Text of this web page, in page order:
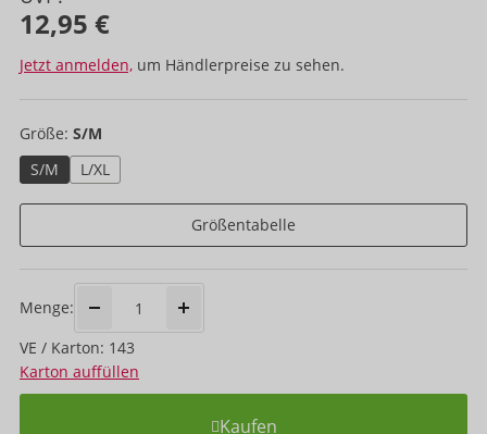
12,95 €
Jetzt anmelden, um Händlerpreise zu sehen.
Größe: S/M
S/M
L/XL
Größentabelle
Menge:
VE / Karton: 143
Karton auffüllen
Kaufen